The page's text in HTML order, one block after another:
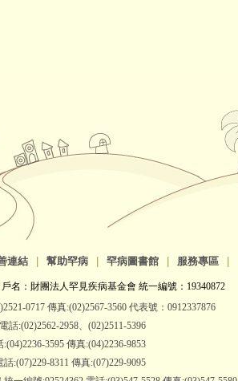
連結 幫助罕病 罕病圖書館 服務專區
名：財團法人罕見疾病基金會 統一編號：19340872
0717 傳真:(02)2567-3560 代表號：0912337876
:(02)2562-2958、(02)2511-5396
3595 傳真:(04)2236-9853
:(07)229-8311 傳真:(07)229-9095